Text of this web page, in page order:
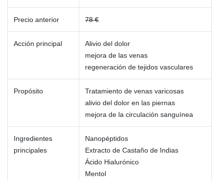
Precio anterior 78 €
Acción principal
Alivio del dolor
mejora de las venas
regeneración de tejidos vasculares
Propósito
Tratamiento de venas varicosas
alivio del dolor en las piernas
mejora de la circulación sanguínea
Ingredientes
principales
Nanopéptidos
Extracto de Castaño de Indias
Ácido Hialurónico
Mentol